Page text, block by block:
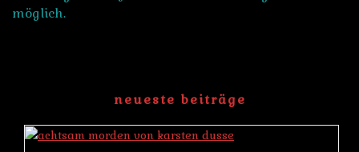
möglich.
neueste beiträge